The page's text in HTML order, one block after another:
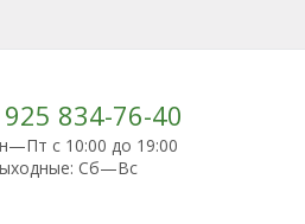
925 834-76-40
с 10:00 до 19:00
Сб—Вс